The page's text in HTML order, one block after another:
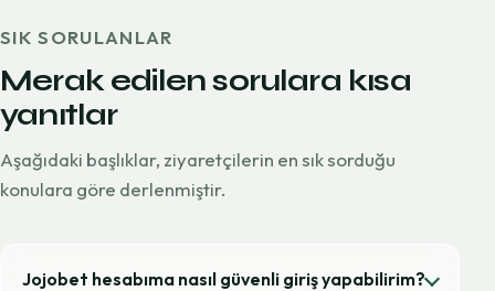
SIK SORULANLAR
Merak edilen sorulara kısa
yanıtlar
Aşağıdaki başlıklar, ziyaretçilerin en sık sorduğu
konulara göre derlenmiştir.
Jojobet hesabıma nasıl güvenli giriş yapabilirim?